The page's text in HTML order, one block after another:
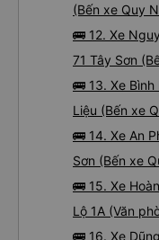
(Bến xe Quy
🚌 12. Xe
71 Tây Sơn
🚌 13. Xe
Liệu (Bến xe
🚌 14. Xe An
Sơn (Bến xe
🚌 15. Xe
Lộ 1A (Văn
🚌 16. Xe